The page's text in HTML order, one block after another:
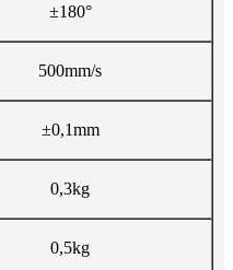
±180°
500mm/s
±0,1mm
0,3kg
0,5kg